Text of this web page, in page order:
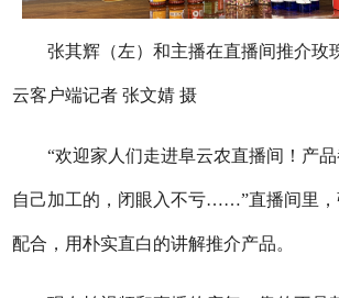
张其辉（左）和主播在直播间推介玫
云客户端记者 张文婧 摄
“欢迎家人们走进阜云农直播间！产品
自己加工的，闭眼入不亏……”直播间里，
配合，用朴实直白的讲解推介产品。